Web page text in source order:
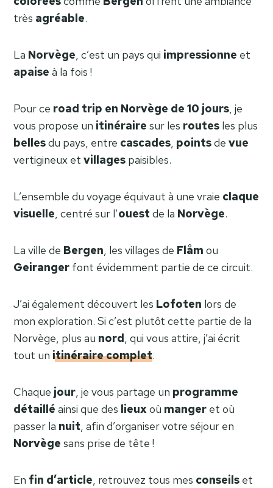
très agréable.
La Norvège, c’est un pays qui impressionne et
apaise à la fois !
Pour ce road trip en Norvège de 10 jours, je
vous propose un itinéraire sur les routes les plus
bellesdu pays, entre cascades, pointsde vue
vertigineux et villages paisibles.
L’ensemble du voyage équivaut à une vraie claque
visuelle, centré sur l’ouest de la Norvège.
La ville de Bergen, les villages de Flåm ou
Geiranger font évidemment partie de ce circuit.
J’ai également découvert les Lofoten lors de
mon exploration. Si c’est plutôt cette partie de la
Norvège, plus au nord, qui vous attire, j’ai écrit
tout un itinéraire complet.
Chaque jour, je vous partage un programme
détaillé ainsi que des lieuxoù manger et où
passer la nuit, afin d’organiser votre séjour en
Norvège sans prise de tête !
En fin d’article, retrouvez tous mes conseils et